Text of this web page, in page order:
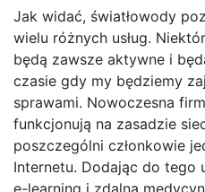
Jak widać, światłowody
wielu różnych usług.
będą zawsze aktywne i
czasie gdy my będziemy
sprawami. Nowoczesna
funkcjonują na zasadzie
poszczególni członkowie
Internetu. Dodając do tego
e-learning i zdalna